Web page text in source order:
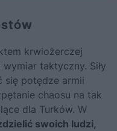
krwiożerczej
taktyczny. Siły
się potędze armii
chaosu na tak
dla Turków. W
swoich ludzi,